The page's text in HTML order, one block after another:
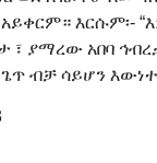
እርሱም፡-
ያማረው አበባ
ብቻ ሳይሆን